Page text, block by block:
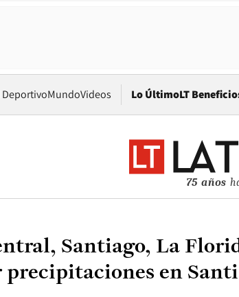
DeportivoMundoVideos Lo ÚltimoLT
75 años
Santiago, La
precipitaciones en